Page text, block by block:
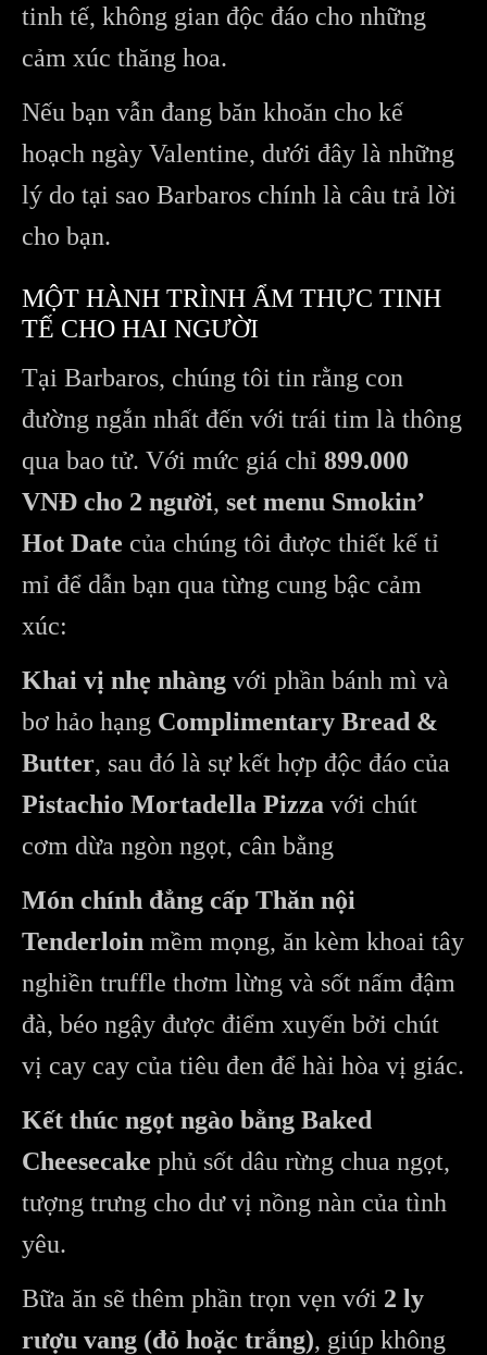
tinh tế, không gian độc đáo cho những
cảm xúc thăng hoa.
Nếu bạn vẫn đang băn khoăn cho kế
hoạch ngày Valentine, dưới đây là những
lý do tại sao Barbaros chính là câu trả lời
cho bạn.
MỘT HÀNH TRÌNH ẨM THỰC TINH
TẾ CHO HAI NGƯỜI
Tại Barbaros, chúng tôi tin rằng con
đường ngắn nhất đến với trái tim là thông
qua bao tử. Với mức giá chỉ 899.000
VNĐ cho 2 người, set menu Smokin’
Hot Date của chúng tôi được thiết kế tỉ
mỉ để dẫn bạn qua từng cung bậc cảm
xúc:
Khai vị nhẹ nhàng với phần bánh mì và
bơ hảo hạng Complimentary Bread &
Butter, sau đó là sự kết hợp độc đáo của
Pistachio Mortadella Pizza với chút
cơm dừa ngòn ngọt, cân bằng
Món chính đẳng cấp Thăn nội
Tenderloin mềm mọng, ăn kèm khoai tây
nghiền truffle thơm lừng và sốt nấm đậm
đà, béo ngậy được điểm xuyến bởi chút
vị cay cay của tiêu đen để hài hòa vị giác.
Kết thúc ngọt ngào bằng Baked
Cheesecake phủ sốt dâu rừng chua ngọt,
tượng trưng cho dư vị nồng nàn của tình
yêu.
Bữa ăn sẽ thêm phần trọn vẹn với 2 ly
rượu vang (đỏ hoặc trắng), giúp không